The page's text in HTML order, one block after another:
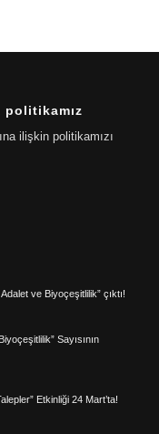
ilişkin politikamızı
ve Biyoçeşitlilik” çıktı!
Sayısının
Etkinliği 24 Mart’ta!